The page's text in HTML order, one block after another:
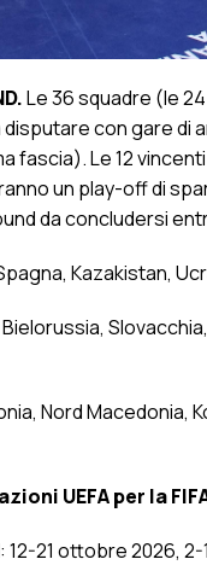
Le 36 squadre (le
disputare con gare
fascia). Le 12
un play-off di
da concludersi
Kazakistan,
Nord Macedonia,
UEFA per la
: 12-21 ottobre 2026,